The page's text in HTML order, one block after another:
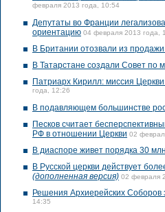
февраля 2013 года, 10:54
Депутаты во Франции
ориентацию 04 февраля 2013 года,
В Британии отозвали из
В Татарстане создали Совет
Патриарх Кирилл: миссия
года, 12:26
В подавляющем большинстве
Песков считает
РФ в отношении Церкви 02
В диаспоре живет порядка 30
В Русской церкви действует
(дополненная версия) 02 февраля
Решения Архиерейских Соборов
14:35